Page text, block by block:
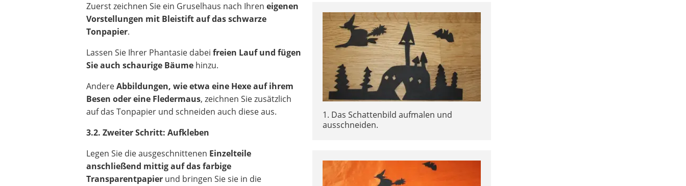
1. Das Schattenbild aufmalen und
ausschneiden.
Zuerst zeichnen Sie ein Gruselhaus nach Ihreneigenen
Vorstellungen mit Bleistift auf das schwarze
Tonpapier.
Lassen Sie Ihrer Phantasie dabei freien Lauf und fügen
Sie auch schaurige Bäume hinzu.
AndereAbbildungen, wie etwa eine Hexe auf ihrem
Besen oder eine Fledermaus, zeichnen Sie zusätzlich
auf das Tonpapier und schneiden auch diese aus.
3.2. Zweiter Schritt: Aufkleben
Legen Sie die ausgeschnittenen Einzelteile
anschließend mittig auf das farbige
Transparentpapier und bringen Sie sie in die